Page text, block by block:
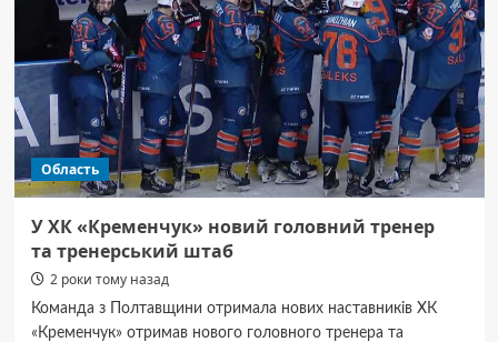
з
вікна
багатоповерхівки
Область
У ХК «Кременчук» новий головний тренер
та тренерський штаб
2 роки тому назад
Команда з Полтавщини отримала нових наставників ХК
«Кременчук» отримав нового головного тренера та